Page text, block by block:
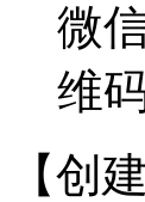
微
维
【创